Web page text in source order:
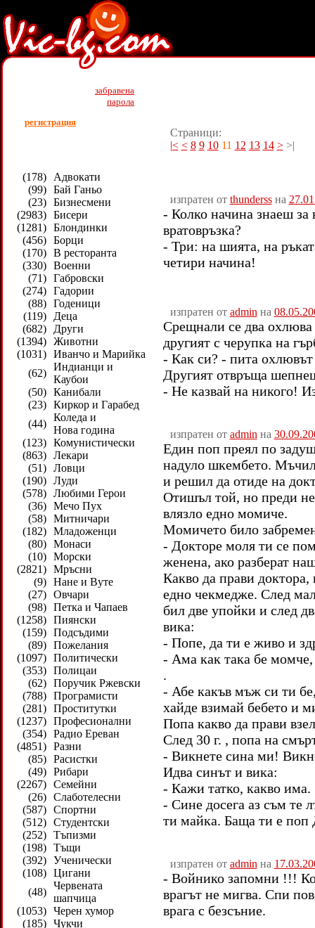
забравена
парола
регистрация
(178)
Адвокати
(99) Бай Ганьо
(23) Бизнесмени
(2983) Бисери
(1281) Блондинки
(456) Борци
(170) В ресторанта
(330) Военни
(71) Габровски
(274) Гадории
(88) Годеници
(119)
Деца
(682)
Други
(1394) Животни
(1031) Иванчо и Марийка
(62)
Индианци и
Каубои
(50) Канибали
(23) Киркор и Гарабед
(44)
Коледа и
Нова година
(123) Комунистически
(863) Лекари
(51) Ловци
(190) Луди
(578) Любими Герои
(36) Мечо Пух
(58) Митничари
(182) Младоженци
(80) Монаси
(10) Морски
(2821) Мръсни
(9) Нане и Вуте
(27) Овчари
(98) Петка и Чапаев
(1258) Пиянски
(159) Подсъдими
(89) Пожелания
(1097) Политически
(353) Полицаи
(62) Поручик Ржевски
(788) Програмисти
(281) Проститутки
(1237) Професионални
(354) Радио Ереван
(4851) Разни
(85) Расистки
(49) Рибари
(2267) Семейни
(26) Слаботелесни
(587) Спортни
(512) Студентски
(252) Тъпизми
(198) Тъщи
(392) Ученически
(108) Цигани
(48)
Червената
шапчица
(1053) Черен хумор
(185) Чукчи
Страници:
|< < 8 9 10 11 12 13 14 >>|
изпратен от thunderssна
- Колко начина знаеш за
вратовръзка?
- Три: на шията, на
четири начина!
изпратен от admin на
Срещнали се два охлюва
другият с черупка на
- Как си? - пита охлювът
Другият отвръща
- Не казвай на никого!
изпратен от admin на
Един поп преял по
надуло шкембето.
и решил да отиде на
Отишъл той, но преди
влязло едно момиче.
Момичето било
- Докторе моля ти се
женена, ако разберат
Какво да прави доктора,
едно чекмедже. След
бил две упойки и след
вика:
- Попе, да ти е живо и
- Ама как така бе
.
- Абе какъв мъж си ти
хайде взимай бебето и
Попа какво да прави
След 30 г. , попа на
- Викнете сина ми!
Идва синът и вика:
- Кажи татко, какво има.
- Сине досега аз съм те
ти майка. Баща ти е поп
изпратен от admin на
- Войнико запомни !!!
врагът не мигва. Спи
врага с безсъние.